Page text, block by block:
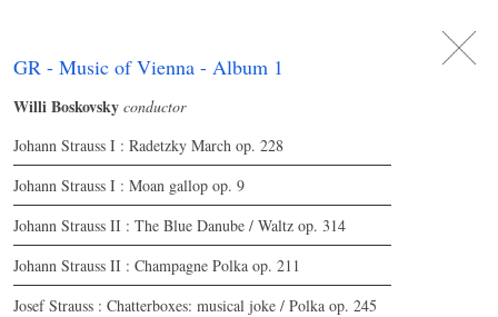
GR - Music of Vienna - Album 1
Willi Boskovsky conductor
Johann Strauss I : Radetzky March op. 228
Johann Strauss I : Moan gallop op. 9
Johann Strauss II : The Blue Danube / Waltz op. 314
Johann Strauss II : Champagne Polka op. 211
Josef Strauss : Chatterboxes: musical joke / Polka op. 245